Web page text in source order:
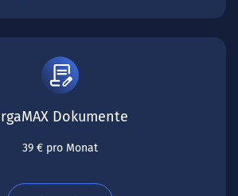
Dokumente
39 € pro Monat